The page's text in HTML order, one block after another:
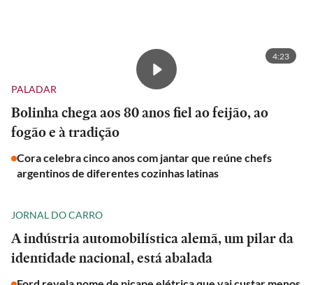
4:23
PALADAR
Bolinha chega aos 80 anos fiel ao feijão, ao
fogão e à tradição
Cora celebra cinco anos com jantar que reúne chefs
argentinos de diferentes cozinhas latinas
JORNAL DO CARRO
A indústria automobilística alemã, um pilar da
identidade nacional, está abalada